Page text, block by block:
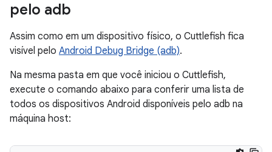
pelo adb
Assim como em um dispositivo físico, o Cuttlefish fica
visível pelo Android Debug Bridge (adb).
Na mesma pasta em que você iniciou o Cuttlefish,
execute o comando abaixo para conferir uma lista de
todos os dispositivos Android disponíveis pelo adb na
máquina host: